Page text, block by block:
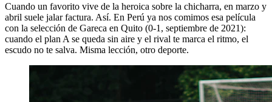
Cuando un favorito vive de la heroica sobre la chicharra, en marzo y
abril suele jalar factura. Así. En Perú ya nos comimos esa película
con la selección de Gareca en Quito (0-1, septiembre de 2021):
cuando el plan A se queda sin aire y el rival te marca el ritmo, el
escudo no te salva. Misma lección, otro deporte.